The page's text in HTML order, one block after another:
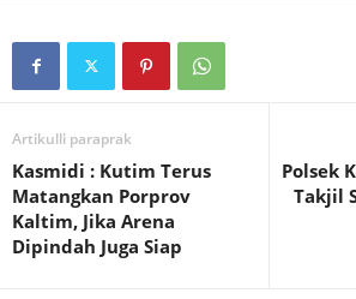
Artikulli paraprak
Kasmidi : Kutim Terus
Matangkan Porprov
Kaltim, Jika Arena
Dipindah Juga Siap
Polsek
Takjil